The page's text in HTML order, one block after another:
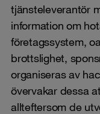
tjänsteleverantör
information om
företagssystem,
brottslighet,
organiseras av
övervakar dessa
allteftersom de